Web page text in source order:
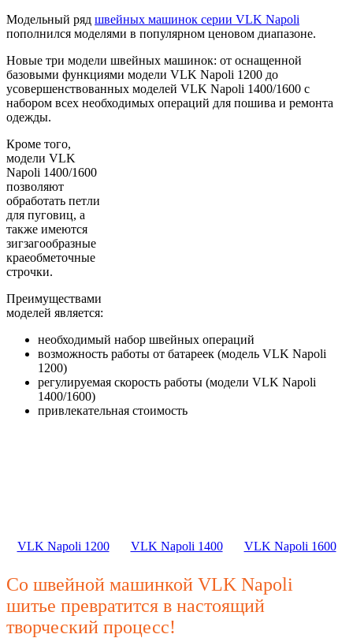
Модельный ряд швейных машинок серии VLK Napoli
пополнился моделями в популярном ценовом диапазоне.
Новые три модели швейных машинок: от оснащенной
базовыми функциями модели VLK Napoli 1200 до
усовершенствованных моделей VLK Napoli 1400/1600 с
набором всех необходимых операций для пошива и ремонта
одежды.
Кроме того,
модели VLK
Napoli 1400/1600
позволяют
обработать петли
для пуговиц, а
также имеются
зигзагообразные
краеобметочные
строчки.
Преимуществами
моделей является:
необходимый набор швейных операций
возможность работы от батареек (модель VLK Napoli
1200)
регулируемая скорость работы (модели VLK Napoli
1400/1600)
привлекательная стоимость
VLK Napoli 1200 VLK Napoli 1400 VLK Napoli 1600
Со швейной машинкой VLK Napoli
шитье превратится в настоящий
творческий процесс!